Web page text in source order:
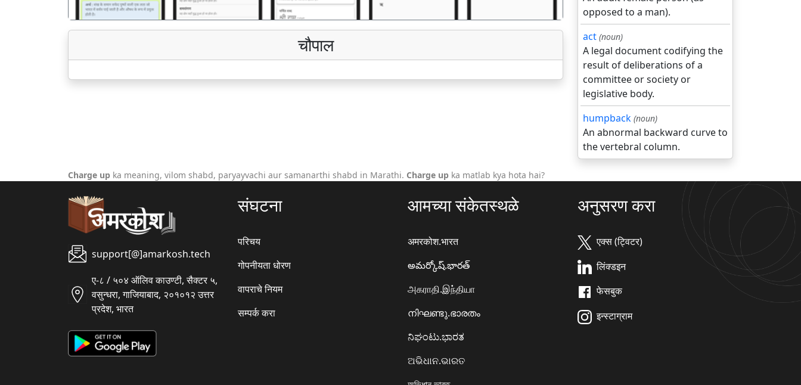
चौपाल
opposed to a man).
act (noun)
A legal document codifying the
result of deliberations of a
committee or society or
legislative body.
humpback (noun)
An abnormal backward curve to
the vertebral column.
Charge up ka meaning, vilom shabd, paryayvachi aur samanarthi shabd in Marathi. Charge up ka matlab kya hota hai?
support[@]amarkosh.tech
ए-८ / ५०४ ऑलिव काउण्टी, सैक्टर ५,
वसुन्धरा, गाजियाबाद, २०१०१२ उत्तर
प्रदेश, भारत
संघटना
परिचय
गोपनीयता धोरण
वापराचे नियम
सम्पर्क करा
आमच्या संकेतस्थळे
अमरकोश.भारत
అమర్కోష్.భారత్
அகராதி.இந்தியா
നിഘണ്ടു.ഭാരതം
ನಿಘಂಟು.ಭಾರತ
ଅଭିଧାନ.ଭାରତ
अनुसरण करा
एक्स (ट्विटर)
लिंक्डइन
फेसबुक
इन्स्टाग्राम